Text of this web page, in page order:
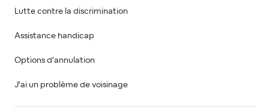
Lutte contre la discrimination
Assistance handicap
Options d'annulation
J'ai un problème de voisinage